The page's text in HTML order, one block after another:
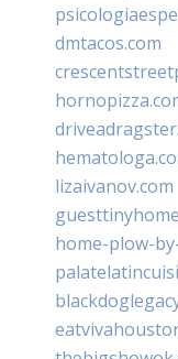
dmtacos.com
lizaivanov.com
home-plow-